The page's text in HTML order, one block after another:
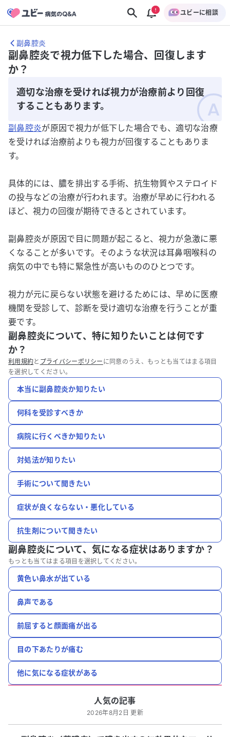
ユビーに相談
副鼻腔炎
副鼻腔炎で視力低下した場合、回復します
か？
適切な治療を受ければ視力が治療前より回復
することもあります。
副鼻腔炎が原因で視力が低下した場合でも、適切な治療
を受ければ治療前よりも視力が回復することもありま
す。
具体的には、膿を排出する手術、抗生物質やステロイド
の投与などの治療が行われます。治療が早めに行われる
ほど、視力の回復が期待できるとされています。
副鼻腔炎が原因で目に問題が起こると、視力が急激に悪
くなることが多いです。そのような状況は耳鼻咽喉科の
病気の中でも特に緊急性が高いもののひとつです。
視力が元に戻らない状態を避けるためには、早めに医療
機関を受診して、診断を受け適切な治療を行うことが重
要です。
副鼻腔炎について、特に知りたいことは何です
か？
利用規約と プライバシーポリシー に同意のうえ、もっとも当てはまる項目
を選択してください。
本当に副鼻腔炎か知りたい
何科を受診すべきか
病院に行くべきか知りたい
対処法が知りたい
手術について聞きたい
症状が良くならない・悪化している
抗生剤について聞きたい
副鼻腔炎について、 気になる症状はありますか？
もっとも当てはまる項目を選択してください。
黄色い鼻水が出ている
鼻声である
前屈すると顔面痛が出る
目の下あたりが痛む
他に気になる症状がある
人気の記事
2026年8月2日 更新